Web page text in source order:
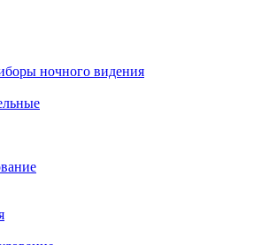
ночного видения